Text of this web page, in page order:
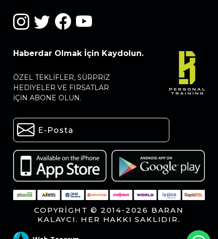
Haberdar Olmak İçin Kaydolun.
ÖZEL TEKLIFLER, SÜRPRIZ
HEDIYELER VE FIRSATLAR
IÇIN ABONE OLUN.
COPYRIGHT © 2014-2026 BARAN
KALAYCI. HER HAKKI SAKLIDIR.